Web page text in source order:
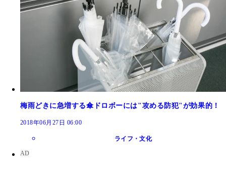
梅雨どきに急増する傘ドロボーには"攻める防犯"が効果的！
2018年06月27日 06:00
ライフ・文化